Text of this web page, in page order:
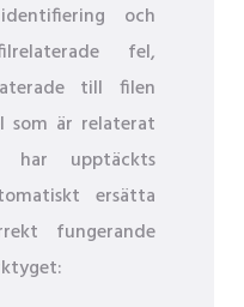
och
fel,
till filen
är relaterat
har upptäckts
ersätta
fungerande